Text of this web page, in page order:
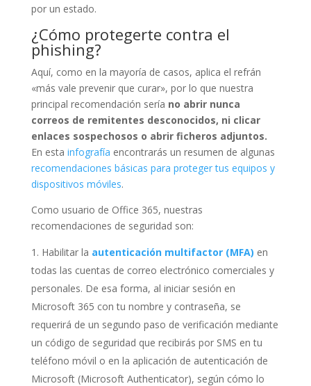
por un estado.
¿Cómo protegerte contra el
phishing?
Aquí, como en la mayoría de casos, aplica el refrán
«más vale prevenir que curar», por lo que nuestra
principal recomendación sería no abrir nunca
correos de remitentes desconocidos, ni clicar
enlaces sospechosos o abrir ficheros adjuntos.
En esta infografía encontrarás un resumen de algunas
recomendaciones básicas para proteger tus equipos y
dispositivos móviles.
Como usuario de Office 365, nuestras
recomendaciones de seguridad son:
Habilitar la autenticación multifactor (MFA) en
todas las cuentas de correo electrónico comerciales y
personales. De esa forma, al iniciar sesión en
Microsoft 365 con tu nombre y contraseña, se
requerirá de un segundo paso de verificación mediante
un código de seguridad que recibirás por SMS en tu
teléfono móvil o en la aplicación de autenticación de
Microsoft (Microsoft Authenticator), según cómo lo